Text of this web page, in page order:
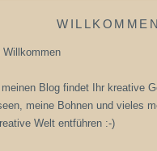
WILLKOMMEN
Willkommen
meinen Blog findet Ihr kreative
meine Bohnen und vieles
Welt entführen :-)